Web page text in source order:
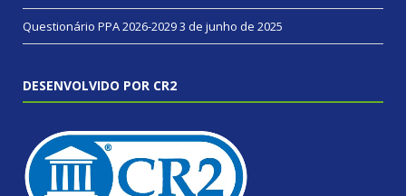
Questionário PPA 2026-20293 de junho de 2025
DESENVOLVIDO POR CR2